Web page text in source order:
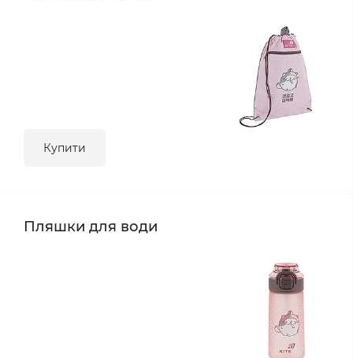
Купити
Пляшки для води